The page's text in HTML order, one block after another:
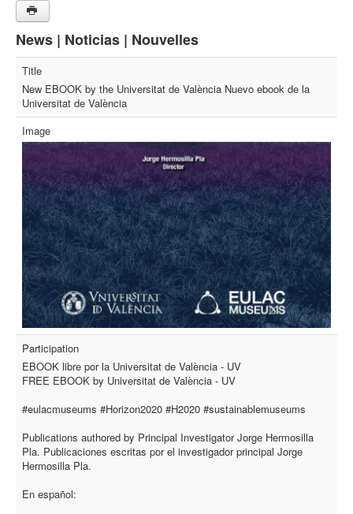
News | Noticias | Nouvelles
Title
New EBOOK by the Universitat de València Nuevo ebook de la
Universitat de València
Image
Participation
EBOOK libre por la Universitat de València - UV
FREE EBOOK by Universitat de València - UV
#eulacmuseums #Horizon2020 #H2020 #sustainablemuseums
Publications authored by Principal Investigator Jorge Hermosilla
Pla. Publicaciones escritas por el investigador principal Jorge
Hermosilla Pla.
En español: